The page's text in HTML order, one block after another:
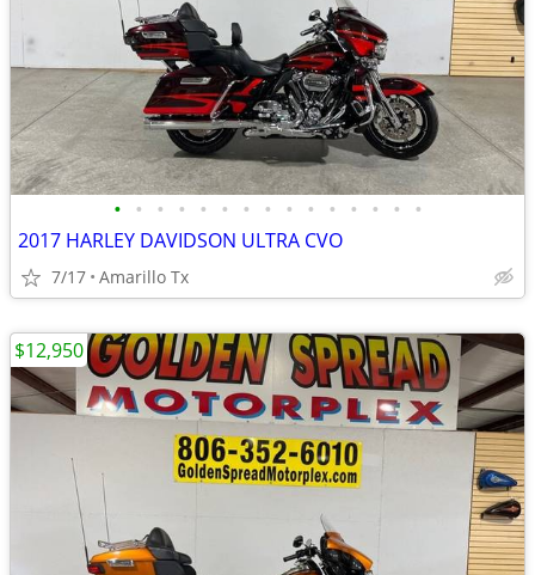
• • • • • • • • • • • • • • •
2017 HARLEY DAVIDSON ULTRA CVO
7/17 Amarillo Tx
$12,950